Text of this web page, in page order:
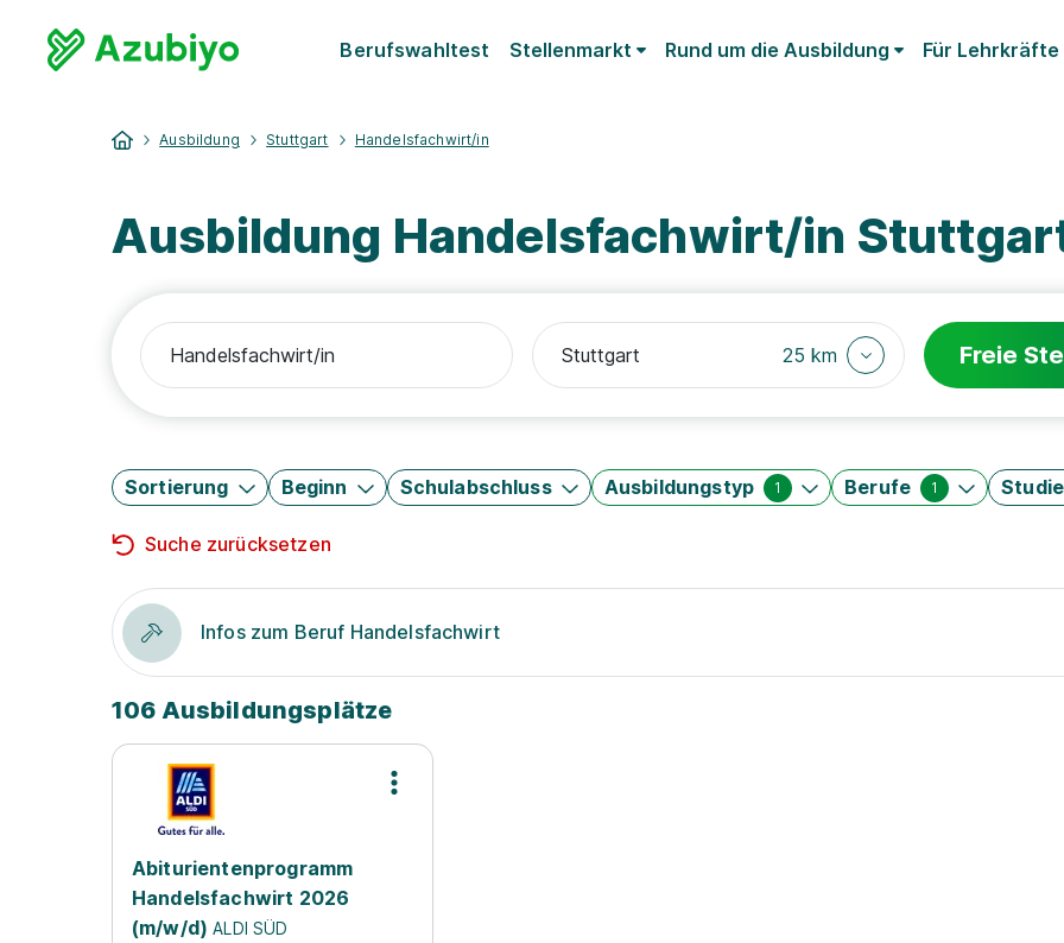
Berufswahltest Stellenmarkt Rund um die Ausbildung Für Lehrkräfte
Ausbildung Stuttgart Handelsfachwirt/in
Ausbildung Handelsfachwirt/in
25 km Freie
Sortierung Beginn Schulabschluss Ausbildungstyp 1 Berufe 1
Suche zurücksetzen
Infos zum Beruf Handelsfachwirt
106 Ausbildungsplätze
Abiturientenprogramm
Handelsfachwirt 2026
(m/w/d) ALDI SÜD